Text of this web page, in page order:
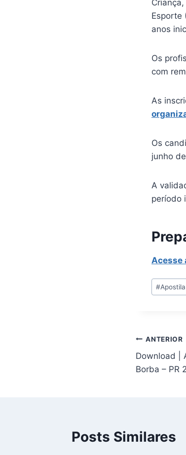
Esporte
anos
Os
com
As
Os
junho
A
período
Acesse
Tags
do
#
de
ANTERIOR
Download |
Borba – PR
Posts Similares